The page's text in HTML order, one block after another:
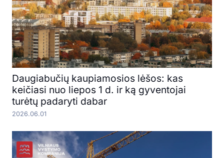
Daugiabučių kaupiamosios lėšos: kas
keičiasi nuo liepos 1 d. ir ką gyventojai
turėtų padaryti dabar
2026.06.01